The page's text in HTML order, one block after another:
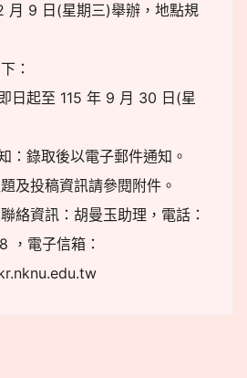
月 9 日(星期三)舉辦，地點規
：
起至 115 年 9 月 30 日(星
錄取後以電子郵件通知。
及投稿資訊請參閱附件。
資訊：胡曼玉助理，電話：
，電子信箱：